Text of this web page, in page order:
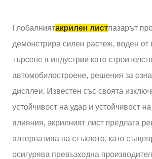
Глобалниятакрилен листпазарът
демонстрира силен растеж, воден от
търсене в индустрии като
автомобилостроене, решения за
дисплеи. Известен със своята
устойчивост на удар и устойчивост
влияния, акрилният лист предлага
алтернатива на стъклото, като
осигурява превъзходна